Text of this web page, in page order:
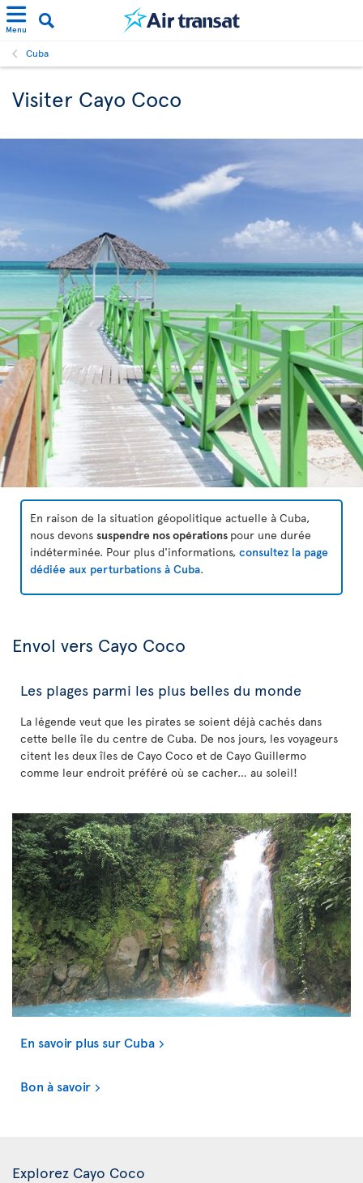
Menu
Cuba
Visiter Cayo Coco
En raison de la situation géopolitique actuelle à Cuba,
nous devons suspendre nos opérations pour une durée
indéterminée. Pour plus d'informations, consultez la page
dédiée aux perturbations à Cuba.
Envol vers Cayo Coco
Les plages parmi les plus belles du monde
La légende veut que les pirates se soient déjà cachés dans
cette belle île du centre de Cuba. De nos jours, les voyageurs
citent les deux îles de Cayo Coco et de Cayo Guillermo
comme leur endroit préféré où se cacher… au soleil!
En savoir plus sur Cuba
Bon à savoir
Explorez Cayo Coco